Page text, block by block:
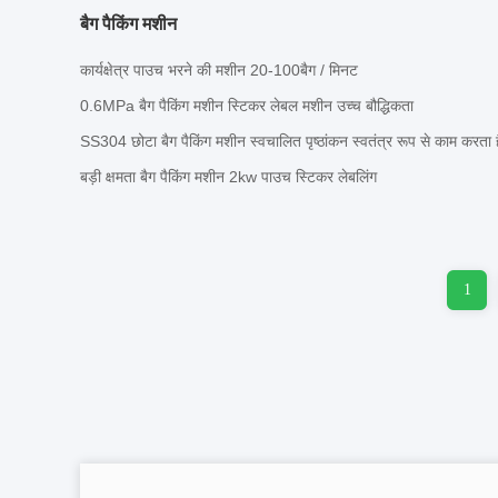
बैग पैकिंग मशीन
कार्यक्षेत्र पाउच भरने की मशीन 20-100बैग / मिनट
0.6MPa बैग पैकिंग मशीन स्टिकर लेबल मशीन उच्च बौद्धिकता
SS304 छोटा बैग पैकिंग मशीन स्वचालित पृष्ठांकन स्वतंत्र रूप से काम करता
बड़ी क्षमता बैग पैकिंग मशीन 2kw पाउच स्टिकर लेबलिंग
1